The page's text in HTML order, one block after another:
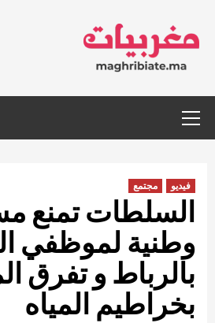
content
Menu
فيديو مجتمع
السلطات تمنع
وطنية لموظفي
بالرباط و تفرق
بخراطيم المياه